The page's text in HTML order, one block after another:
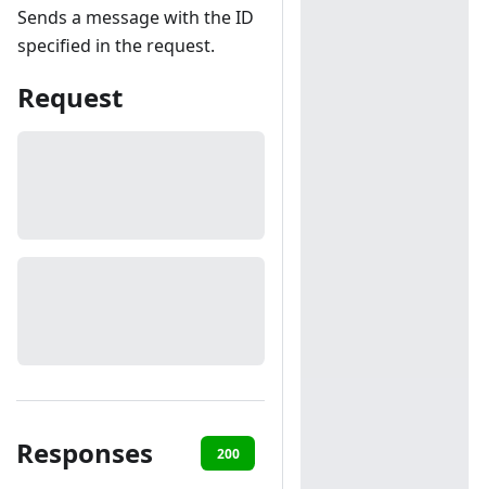
Sends a message with the ID
specified in the request.
Request
Responses 200